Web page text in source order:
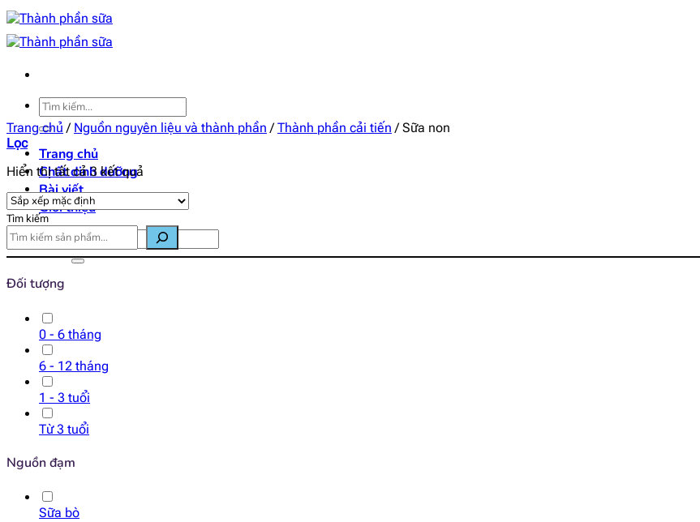
Bỏ
qua
nội
Tìm
kiếm:
Trang chủ
Chất dinh dưỡng
Bài viết
Giới thiệu
Tìm
kiếm:
Trang chủ / Nguồn nguyên liệu và thành phần / Thành phần cải tiến /Sữa non
Lọc
Hiển thị tất cả 3 kết quả
Tìm kiếm
Đối tượng
0 - 6 tháng
6 - 12 tháng
1 - 3 tuổi
Từ 3 tuổi
Nguồn đạm
Sữa bò